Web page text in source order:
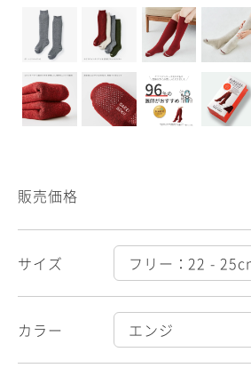
販売価格
サイズ
カラー